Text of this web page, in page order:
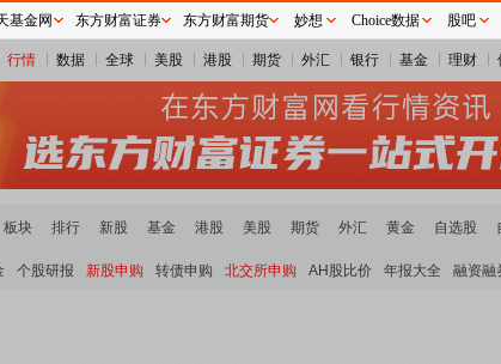
行情 数据 全球 美股 港股 期货 外汇 银行 基金 理财
板块 排行 新股 基金 港股 美股 期货 外汇 黄金 自选股
个股研报 新股申购 转债申购 北交所申购 AH股比价 年报大全 融资融
基金网 东方财富证券 东方财富期货 妙想 Choice数据 股吧